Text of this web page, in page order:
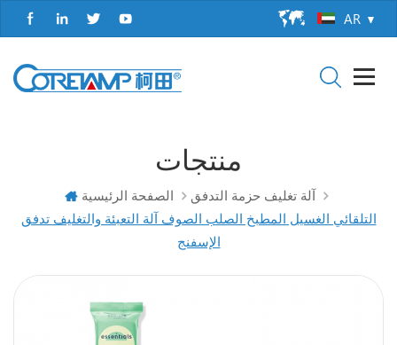
AR
منتجات
الصفحة الرئيسية
آلة تغليف حزمة التدفق
التلقائي الغسيل المطبخ الصلب الصوف آلة التعبئة والتغليف تدفق
الإسفنج